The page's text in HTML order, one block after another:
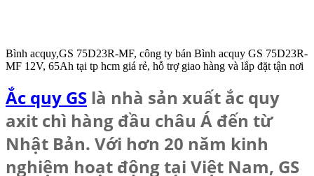
Bình acquy,GS 75D23R-MF, công ty bán Bình acquy GS 75D23R-
MF 12V, 65Ah tại tp hcm giá rẻ, hỗ trợ giao hàng và lắp đặt tận nơi
Ắc quy GS là nhà sản xuất ắc quy
axit chì hàng đầu châu Á đến từ
Nhật Bản. Với hơn 20 năm kinh
nghiệm hoạt động tại Việt Nam, GS